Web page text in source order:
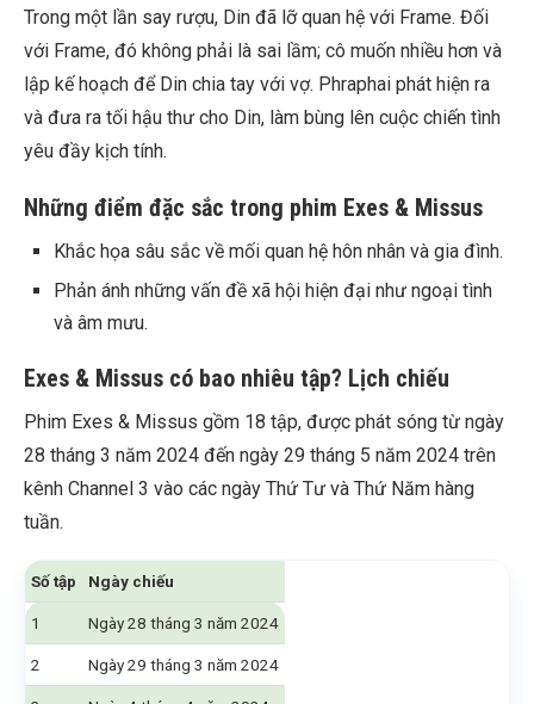
Trong một lần say rượu, Din đã lỡ quan hệ với Frame. Đối
với Frame, đó không phải là sai lầm; cô muốn nhiều hơn và
lập kế hoạch để Din chia tay với vợ. Phraphai phát hiện ra
và đưa ra tối hậu thư cho Din, làm bùng lên cuộc chiến tình
yêu đầy kịch tính.
Những điểm đặc sắc trong phim Exes & Missus
Khắc họa sâu sắc về mối quan hệ hôn nhân và gia đình.
Phản ánh những vấn đề xã hội hiện đại như ngoại tình
và âm mưu.
Exes & Missus có bao nhiêu tập? Lịch chiếu
Phim Exes & Missus gồm 18 tập, được phát sóng từ ngày
28 tháng 3 năm 2024 đến ngày 29 tháng 5 năm 2024 trên
kênh Channel 3 vào các ngày Thứ Tư và Thứ Năm hàng
tuần.
Số tập Ngày chiếu
1 Ngày 28 tháng 3 năm 2024
2 Ngày 29 tháng 3 năm 2024